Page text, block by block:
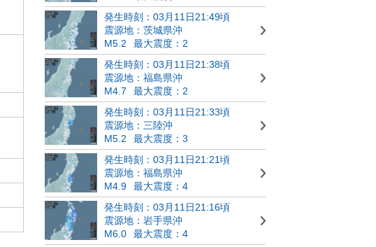
発生時刻：03月11日21:49頃
震源地：茨城県沖
M5.2
最大震度：2
発生時刻：03月11日21:38頃
震源地：福島県沖
M4.7
最大震度：2
発生時刻：03月11日21:33頃
震源地：三陸沖
M5.2
最大震度：3
発生時刻：03月11日21:21頃
震源地：福島県沖
M4.9
最大震度：4
発生時刻：03月11日21:16頃
震源地：岩手県沖
M6.0
最大震度：4